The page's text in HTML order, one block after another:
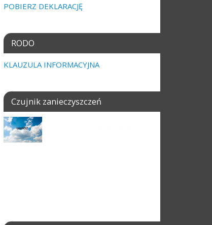
POBIERZ DEKLARACJĘ
RODO
KLAUZULA INFORMACYJNA
Czujnik zanieczyszczeń